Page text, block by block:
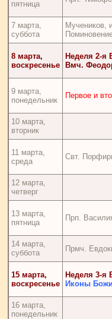
пятница
7 марта,
суббота
Мучеников,
8 марта,
воскресенье
Неделя 2-я
Вмч.
9 марта,
понедельник
Первое и
10 марта,
вторник
11 марта,
среда
Свт.
12 марта,
четверг
13 марта,
пятница
Прп.
14 марта,
суббота
Прмч.
15 марта,
воскресенье
Неделя 3-я
Иконы
16 марта,
понедельник